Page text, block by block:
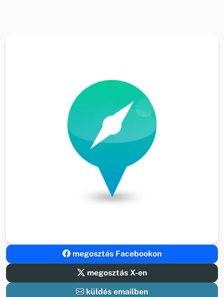
megosztás Facebookon
megosztás X-en
küldés emailben